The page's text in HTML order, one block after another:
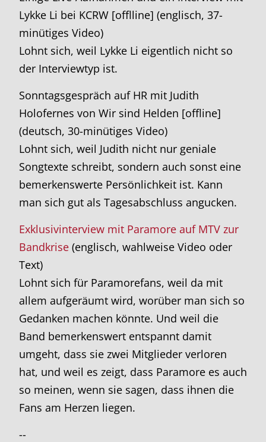
Lykke Li bei KCRW [offlline] (englisch, 37-
minütiges Video)
Lohnt sich, weil Lykke Li eigentlich nicht so
der Interviewtyp ist.
Sonntagsgespräch auf HR mit Judith
Holofernes von Wir sind Helden [offline]
(deutsch, 30-minütiges Video)
Lohnt sich, weil Judith nicht nur geniale
Songtexte schreibt, sondern auch sonst eine
bemerkenswerte Persönlichkeit ist. Kann
man sich gut als Tagesabschluss angucken.
Exklusivinterview mit Paramore auf MTV zur
Bandkrise (englisch, wahlweise Video oder
Text)
Lohnt sich für Paramorefans, weil da mit
allem aufgeräumt wird, worüber man sich so
Gedanken machen könnte. Und weil die
Band bemerkenswert entspannt damit
umgeht, dass sie zwei Mitglieder verloren
hat, und weil es zeigt, dass Paramore es auch
so meinen, wenn sie sagen, dass ihnen die
Fans am Herzen liegen.
--